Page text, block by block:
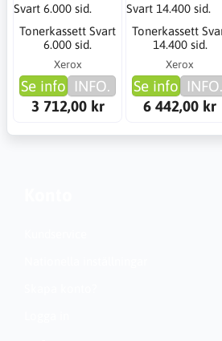
Tonerkassett Svart
6.000 sid.
Xerox
Se info INFO.
3 712,00 kr
Tonerkassett
14.400 sid.
Xerox
Se info INFO.
6 442,00 kr